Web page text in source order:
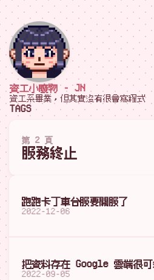
資工小廢物 - JN
資工系畢業，但其實沒有很會寫程式
TAGS
第 2 頁
服務終止
跑跑卡丁車台服要關服了
2022-12-06
把資料存在 Google 雲端很可
2022-09-05